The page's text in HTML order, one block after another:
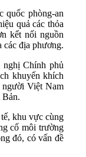
quốc phòng-an
quả các thỏa
kết nối nguồn
các địa phương.
Chính phủ
khuyến khích
người Việt Nam
Bản.
khu vực cùng
cố môi trường
đó, có vấn đề